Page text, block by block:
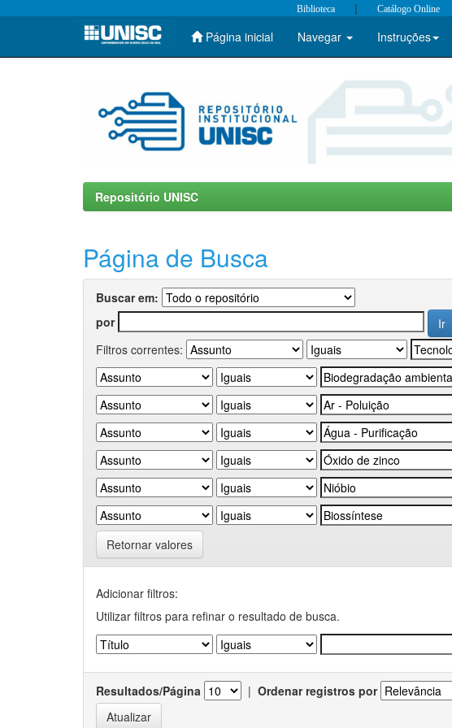
Skip
Biblioteca | Catálogo Online
Página inicial Navegar Instruções
Repositório UNISC
Página de Busca
Buscar em:
por
Filtros correntes:
Retornar valores
Adicionar filtros:
Utilizar filtros para refinar o resultado de busca.
Resultados/Página | Ordenar registros por